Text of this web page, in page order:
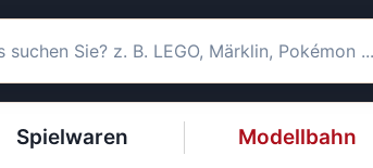
Spielwaren Modellbahn